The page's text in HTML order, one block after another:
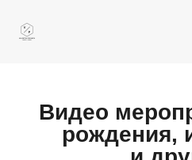
Видео
рождения,